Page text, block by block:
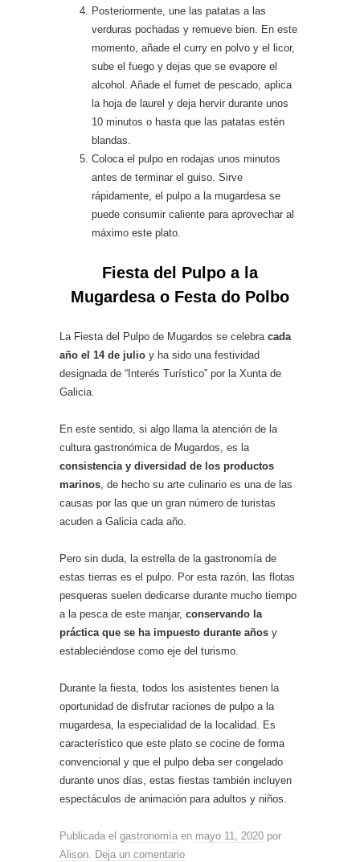
Posteriormente, une las patatas a las
verduras pochadas y remueve bien. En este
momento, añade el curry en polvo y el licor,
sube el fuego y dejas que se evapore el
alcohol. Añade el fumet de pescado, aplica
la hoja de laurel y deja hervir durante unos
10 minutos o hasta que las patatas estén
blandas.
Coloca el pulpo en rodajas unos minutos
antes de terminar el guiso. Sirve
rápidamente, el pulpo a la mugardesa se
puede consumir caliente para aprovechar al
máximo este plato.
Fiesta del Pulpo a la
Mugardesa o Festa do Polbo
La Fiesta del Pulpo de Mugardos se celebracada
año el 14 de julio y ha sido una festividad
designada de “Interés Turístico” por la Xunta de
Galicia.
En este sentido, si algo llama la atención de la
cultura gastronómica de Mugardos, es la
consistencia y diversidad de los productos
marinos, de hecho su arte culinario es una de las
causas por las que un gran número de turistas
acuden a Galicia cada año.
Pero sin duda, la estrella de la gastronomía de
estas tierras es el pulpo. Por esta razón, las flotas
pesqueras suelen dedicarse durante mucho tiempo
a la pesca de este manjar, conservando la
práctica que se ha impuesto durante años y
estableciéndose como eje del turismo.
Durante la fiesta, todos los asistentes tienen la
oportunidad de disfrutar raciones de pulpo a la
mugardesa, la especialidad de la localidad. Es
característico que este plato se cocine de forma
convencional y que el pulpo deba ser congelado
durante unos días, estas fiestas también incluyen
espectáculos de animación para adultos y niños.
Publicada el gastronomía en mayo 11, 2020 por
Alison. Deja un comentario